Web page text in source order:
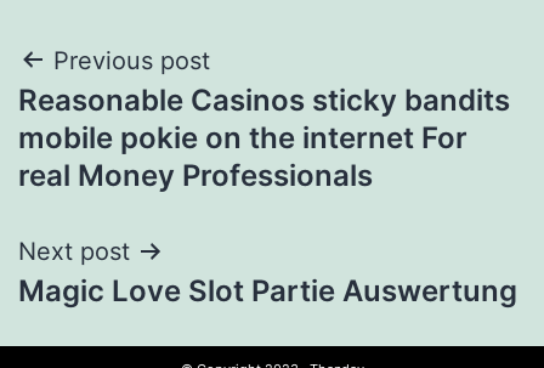
Previous post
Reasonable Casinos sticky bandits
mobile pokie on the internet For
real Money Professionals
Next post
Magic Love Slot Partie Auswertung